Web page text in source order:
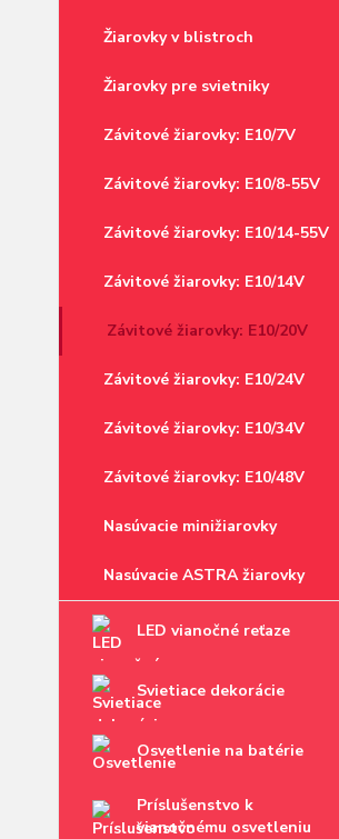
Žiarovky v blistroch
Žiarovky pre svietniky
Závitové žiarovky: E10/7V
Závitové žiarovky: E10/8-55V
Závitové žiarovky: E10/14-55V
Závitové žiarovky: E10/14V
Závitové žiarovky: E10/20V
Závitové žiarovky: E10/24V
Závitové žiarovky: E10/34V
Závitové žiarovky: E10/48V
Nasúvacie minižiarovky
Nasúvacie ASTRA žiarovky
LED vianočné reťaze
Svietiace dekorácie
Osvetlenie na batérie
Príslušenstvo k
vianočnému osvetleniu